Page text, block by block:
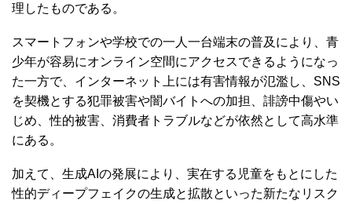
理したものである。
スマートフォンや学校での一人一台端末の普及により、青
少年が容易にオンライン空間にアクセスできるようになっ
た一方で、インターネット上には有害情報が氾濫し、SNS
を契機とする犯罪被害や闇バイトへの加担、誹謗中傷やい
じめ、性的被害、消費者トラブルなどが依然として高水準
にある。
加えて、生成AIの発展により、実在する児童をもとにした
性的ディープフェイクの生成と拡散といった新たなリスク